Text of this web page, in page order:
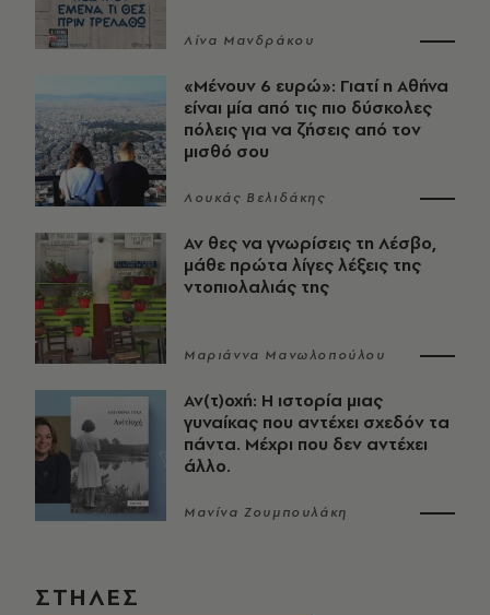
Λίνα Μανδράκου
«Μένουν 6 ευρώ»: Γιατί η Αθήνα
είναι μία από τις πιο δύσκολες
πόλεις για να ζήσεις από τον
μισθό σου
Λουκάς Βελιδάκης
Αν θες να γνωρίσεις τη Λέσβο,
μάθε πρώτα λίγες λέξεις της
ντοπιολαλιάς της
Μαριάννα Μανωλοπούλου
Αν(τ)οχή: Η ιστορία μιας
γυναίκας που αντέχει σχεδόν τα
πάντα. Μέχρι που δεν αντέχει
άλλο.
Μανίνα Ζουμπουλάκη
ΣΤΗΛΕΣ